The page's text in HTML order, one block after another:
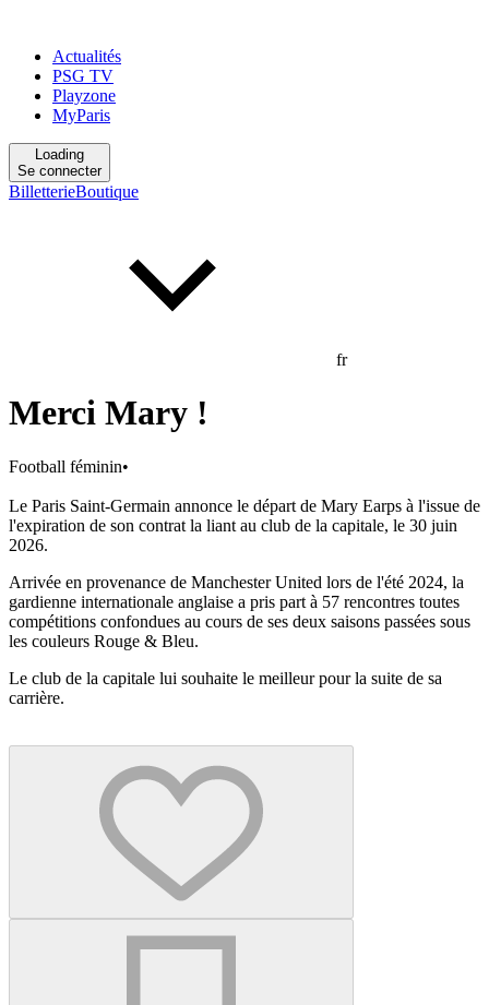
Actualités
PSG TV
Playzone
MyParis
Loading
Se connecter
BilletterieBoutique
fr
Merci Mary !
Football féminin•
Le Paris Saint-Germain annonce le départ de Mary Earps à l'issue de
l'expiration de son contrat la liant au club de la capitale, le 30 juin
2026.
Arrivée en provenance de Manchester United lors de l'été 2024, la
gardienne internationale anglaise a pris part à 57 rencontres toutes
compétitions confondues au cours de ses deux saisons passées sous
les couleurs Rouge & Bleu.
Le club de la capitale lui souhaite le meilleur pour la suite de sa
carrière.